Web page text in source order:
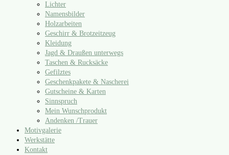
Lichter
Namensbilder
Holzarbeiten
Geschirr & Brotzeitzeug
Kleidung
Jagd & Draußen unterwegs
Taschen & Rucksäcke
Gefilztes
Geschenkpakete & Nascherei
Gutscheine & Karten
Sinnspruch
Mein Wunschprodukt
Andenken /​Trauer
Motivgalerie
Werkstätte
Kontakt